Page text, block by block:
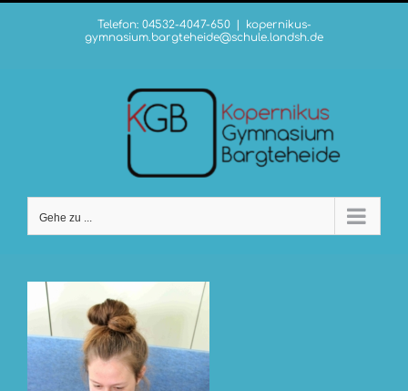
Telefon: 04532-4047-650
kopernikus-
gymnasium.bargteheide@schule.landsh.de
Gehe zu ...